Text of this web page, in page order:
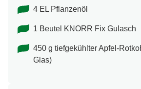
4 EL Pflanzenöl
1 Beutel KNORR Fix Gulasch
450 g tiefgekühlter Apfel-
Glas)